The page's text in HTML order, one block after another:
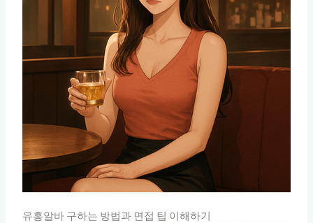
유흥알바 구하는 방법과 면접 팁 이해하기